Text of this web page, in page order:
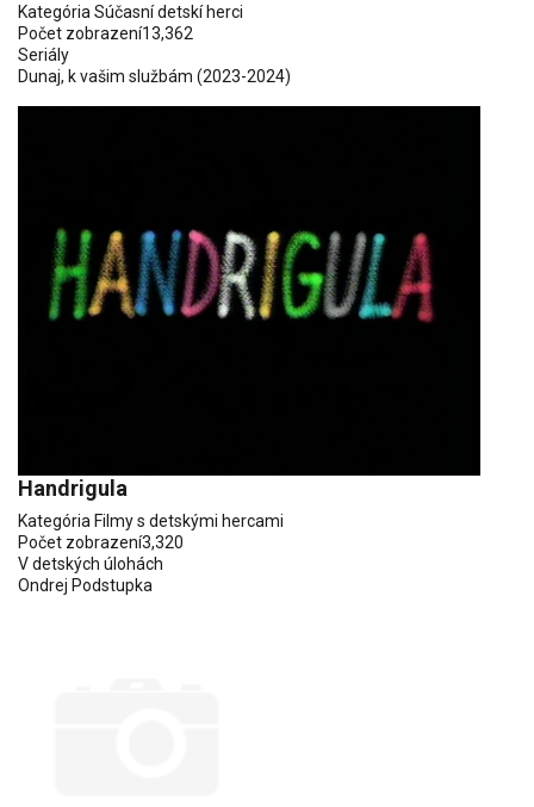
Kategória Súčasní detskí herci
Počet zobrazení13,362
Seriály
Dunaj, k vašim službám (2023-2024)
Handrigula
Kategória Filmy s detskými hercami
Počet zobrazení3,320
V detských úlohách
Ondrej Podstupka